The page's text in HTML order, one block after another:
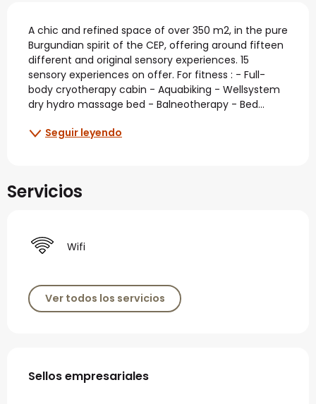
Descripción
A chic and refined space of over 350 m2, in the pure
Burgundian spirit of the CEP, offering around fifteen
different and original sensory experiences. 15
sensory experiences on offer. For fitness : - Full-
body cryotherapy cabin - Aquabiking - Wellsystem
dry hydro massage bed - Balneotherapy - Bed...
Seguir leyendo
Servicios
Wifi
Ver todos los servicios
Oferta de prestaciones
Sellos empresariales
Sellos empresariales